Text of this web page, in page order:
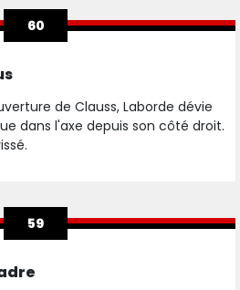
60
de Clauss, Laborde dévie
dans l'axe depuis son côté droit.
59